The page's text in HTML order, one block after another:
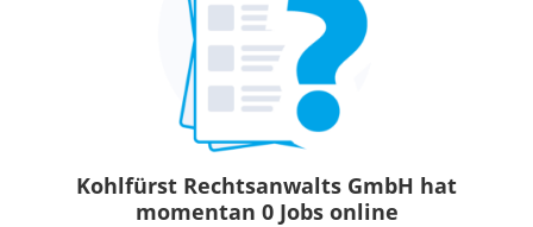
Kohlfürst Rechtsanwalts GmbH hat
momentan 0 Jobs online